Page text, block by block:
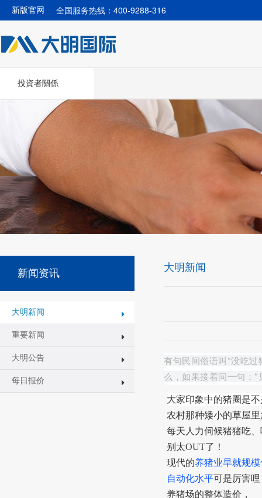
新版官网 全国服务热线：400-9288-316
投資者關係
新闻资讯
大明新闻
重要新闻
大明公告
每日报价
大明新闻
有句民间俗语叫“没吃
么，如果接着问一句： “
大家印象中的猪圈是
农村那种矮小的草屋
每天人力伺候猪猪吃
别太OUT了！
现代的养猪业早就规
自动化水平可是厉害哩
养猪场的整体造价，